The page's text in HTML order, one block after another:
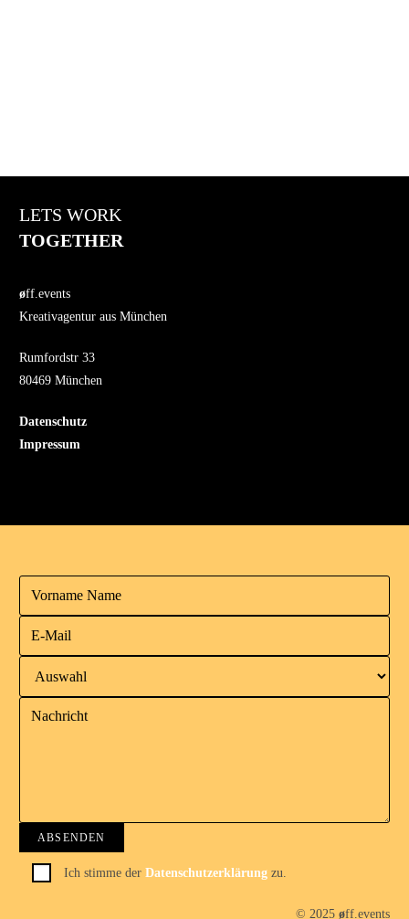
LETS WORK
TOGETHER
øff.events
Kreativagentur aus München
Rumfordstr 33
80469 München
Datenschutz
Impressum
Ich stimme der Datenschutzerklärung zu.
© 2025 øff.events